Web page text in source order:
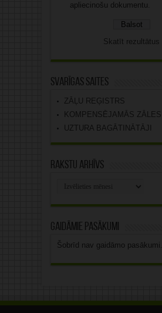
apliecinošu dokumentu.
Skatīt rezultātus
Svarīgas saites
ZĀĻU REĢISTRS
KOMPENSĒJAMĀS ZĀLES
UZTURA BAGĀTINĀTĀJI
Rakstu arhīvs
Gaidāmie pasākumi
Šobrīd nav gaidāmo pasākumi.